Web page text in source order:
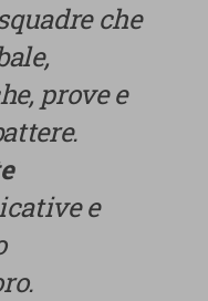
per permettere la
dell’utente, cookie
sono finalizzati a
degli utenti, a partire dalle
configurare o rifiutare
gli utenti possono
Per ulteriori
che
prove e
e